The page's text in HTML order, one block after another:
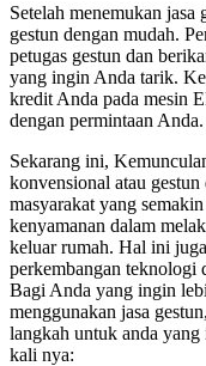
Setelah menemukan jasa
gestun dengan mudah.
petugas gestun dan
yang ingin Anda tarik.
kredit Anda pada mesin
dengan permintaan Anda.
Sekarang ini,
konvensional atau
masyarakat yang
kenyamanan dalam
keluar rumah. Hal ini
perkembangan teknologi
Bagi Anda yang ingin
menggunakan jasa
langkah untuk anda
kali nya: